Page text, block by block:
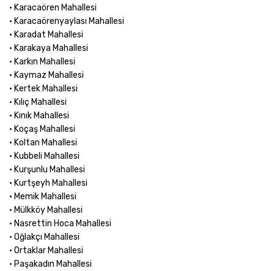
• Karacaören Mahallesi
• Karacaörenyaylası Mahallesi
• Karadat Mahallesi
• Karakaya Mahallesi
• Karkın Mahallesi
• Kaymaz Mahallesi
• Kertek Mahallesi
• Kılıç Mahallesi
• Kınık Mahallesi
• Koçaş Mahallesi
• Koltan Mahallesi
• Kubbeli Mahallesi
• Kurşunlu Mahallesi
• Kurtşeyh Mahallesi
• Memik Mahallesi
• Mülkköy Mahallesi
• Nasrettin Hoca Mahallesi
• Oğlakçı Mahallesi
• Ortaklar Mahallesi
• Paşakadın Mahallesi